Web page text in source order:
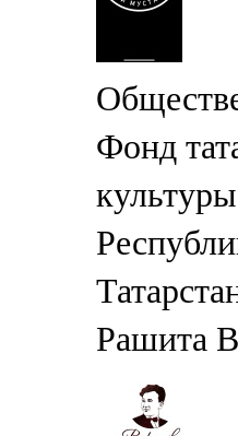
Фонд
культуры
Рашита